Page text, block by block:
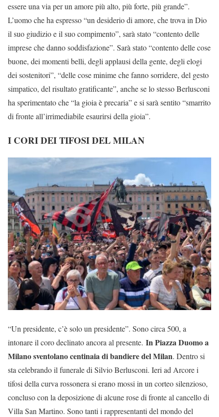
essere una via per un amore più alto, più forte, più grande”.
L’uomo che ha espresso “un desiderio di amore, che trova in Dio
il suo giudizio e il suo compimento”, sarà stato “contento delle
imprese che danno soddisfazione”. Sarà stato “contento delle cose
buone, dei momenti belli, degli applausi della gente, degli elogi
dei sostenitori”, “delle cose minime che fanno sorridere, del gesto
simpatico, del risultato gratificante”, anche se lo stesso Berlusconi
ha sperimentato che “la gioia è precaria” e si sarà sentito “smarrito
di fronte all’irrimediabile esaurirsi della gioia”.
I CORI DEI TIFOSI DEL MILAN
“Un presidente, c’è solo un presidente”. Sono circa 500, a
intonare il coro declinato ancora al presente. In Piazza Duomo a
Milano sventolano centinaia di bandiere del Milan. Dentro si
sta celebrando il funerale di Silvio Berlusconi. Ieri ad Arcore i
tifosi della curva rossonera si erano mossi in un corteo silenzioso,
concluso con la deposizione di alcune rose di fronte al cancello di
Villa San Martino. Sono tanti i rappresentanti del mondo del